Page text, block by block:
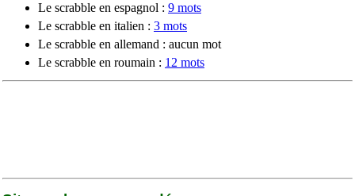
Le scrabble en espagnol : 9 mots
Le scrabble en italien : 3 mots
Le scrabble en allemand : aucun mot
Le scrabble en roumain : 12 mots